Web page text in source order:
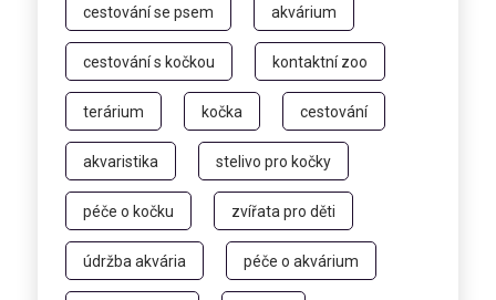
cestování se psem akvárium
cestování s kočkou kontaktní zoo
terárium kočka cestování
akvaristika stelivo pro kočky
péče o kočku zvířata pro děti
údržba akvária péče o akvárium